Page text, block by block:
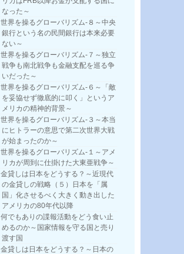
なった～
世界を操るグローバリズム-８～中央
銀行という名の民間銀行は本来必要
ない～
世界を操るグローバリズム-７～独立
戦争も南北戦争も金融支配を巡る争
いだった～
世界を操るグローバリズム-６～「敵
を妥協せず徹底的に叩く」というア
メリカの精神的背景～
世界を操るグローバリズム-３～本当
にヒトラーの意思で第二次世界大戦
が始まったのか～
世界を操るグローバリズム-１～アメ
リカが周到に仕掛けた大東亜戦争～
金貸しは日本をどうする？～近現代
の金貸しの戦略（５）日本を「属
国」化させるべく大きく動き出した
アメリカの80年代以降
何でもありの諜報活動をどう食い止
めるのか～国家情報を守る国と売り
渡す国
金貸しは日本をどうする？～日本の